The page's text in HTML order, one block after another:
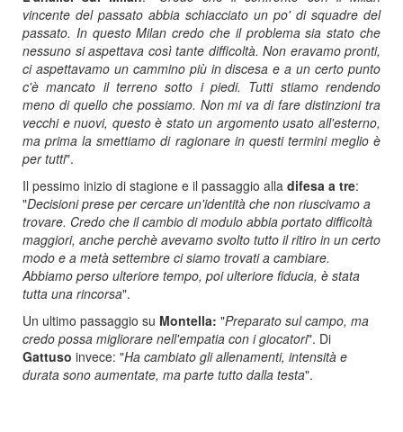
vincente del passato abbia schiacciato un po' di squadre del
passato. In questo Milan credo che il problema sia stato che
nessuno si aspettava così tante difficoltà. Non eravamo pronti,
ci aspettavamo un cammino più in discesa e a un certo punto
c'è mancato il terreno sotto i piedi. Tutti stiamo rendendo
meno di quello che possiamo. Non mi va di fare distinzioni tra
vecchi e nuovi, questo è stato un argomento usato all'esterno,
ma prima la smettiamo di ragionare in questi termini meglio è
per tutti".
Il pessimo inizio di stagione e il passaggio alla difesa a tre:
"Decisioni prese per cercare un'identità che non riuscivamo a
trovare. Credo che il cambio di modulo abbia portato difficoltà
maggiori, anche perchè avevamo svolto tutto il ritiro in un certo
modo e a metà settembre ci siamo trovati a cambiare.
Abbiamo perso ulteriore tempo, poi ulteriore fiducia, è stata
tutta una rincorsa".
Un ultimo passaggio su Montella: "Preparato sul campo, ma
credo possa migliorare nell'empatia con i giocatori". Di
Gattuso invece: "Ha cambiato gli allenamenti, intensità e
durata sono aumentate, ma parte tutto dalla testa".